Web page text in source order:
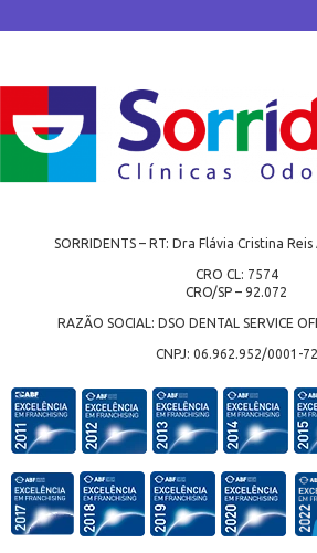
SORRIDENTS – RT: Dra Flávia Cristina
CRO CL: 7574
CRO/SP – 92.072
RAZÃO SOCIAL: DSO DENTAL SERVICE
CNPJ: 06.962.952/0001-72